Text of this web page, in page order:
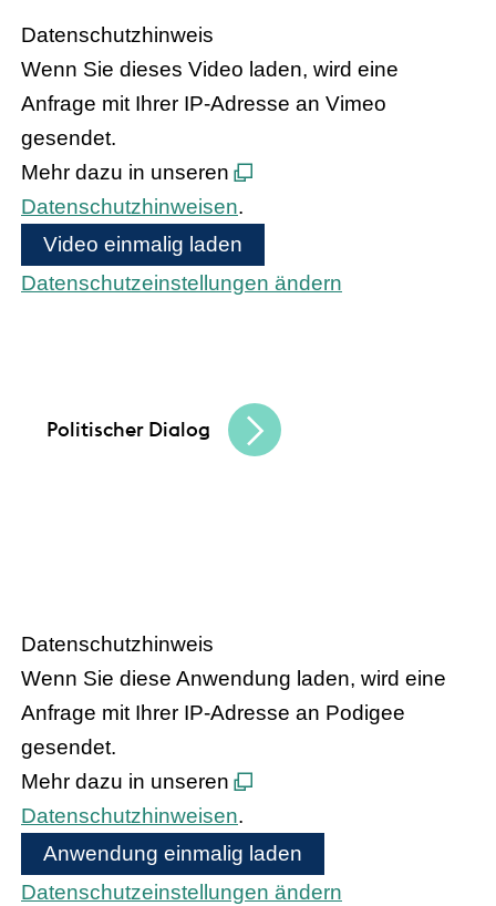
Datenschutzhinweis
Wenn Sie dieses Video laden, wird eine
Anfrage mit Ihrer IP-Adresse an Vimeo
gesendet.
Mehr dazu in unseren
Datenschutzhinweisen.
Video einmalig laden
Datenschutzeinstellungen ändern
Politischer Dialog
Datenschutzhinweis
Wenn Sie diese Anwendung laden, wird eine
Anfrage mit Ihrer IP-Adresse an Podigee
gesendet.
Mehr dazu in unseren
Datenschutzhinweisen.
Anwendung einmalig laden
Datenschutzeinstellungen ändern